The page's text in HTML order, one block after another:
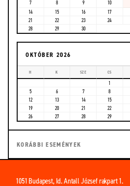
7
8 9 10
14
15 16 17
21
22 23 24
28
29 30
OKTÓBER 2026
H K SZE CS
1
5
6 7 8
12
13 14 15
19
20 21 22
26
27 28 29
KORÁBBI ESEMÉNYEK
1051 Budapest, Id. Antall József rakpart 1.
cím